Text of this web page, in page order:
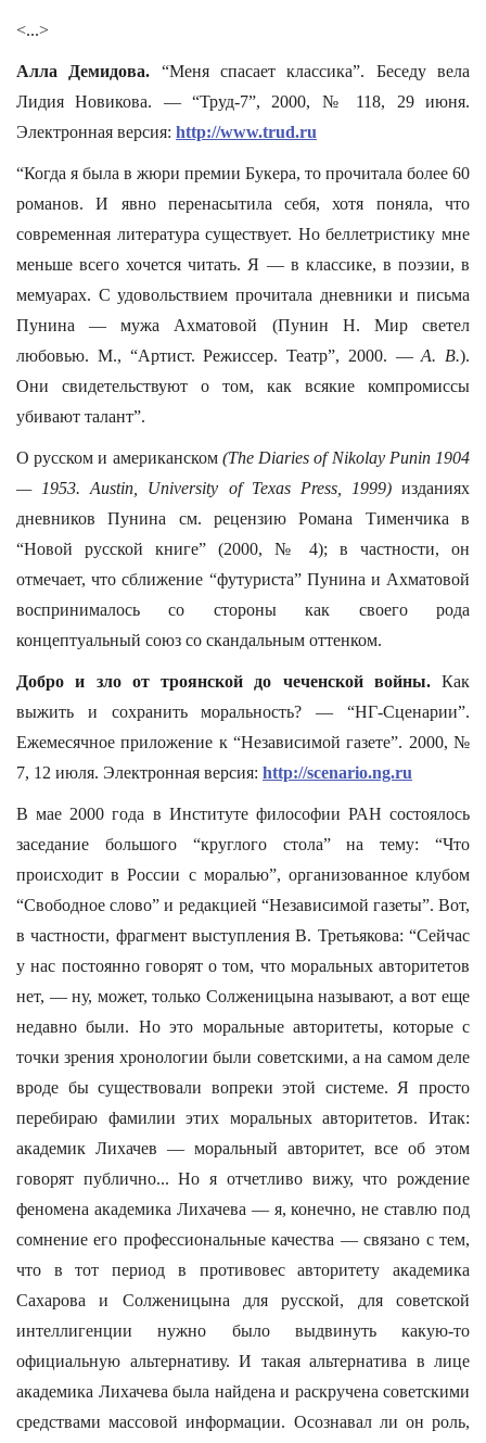
<...>
Алла Демидова. “Меня спасает классика”. Беседу вела
Лидия Новикова. — “Труд-7”, 2000, № 118, 29 июня.
Электронная версия: http://www.trud.ru
“Когда я была в жюри премии Букера, то прочитала более 60
романов. И явно перенасытила себя, хотя поняла, что
современная литература существует. Но беллетристику мне
меньше всего хочется читать. Я — в классике, в поэзии, в
мемуарах. С удовольствием прочитала дневники и письма
Пунина — мужа Ахматовой (Пунин Н. Мир светел
любовью. М., “Артист. Режиссер. Театр”, 2000. —А. В.).
Они свидетельствуют о том, как всякие компромиссы
убивают талант”.
О русском и американском (The Diaries of Nikolay Punin 1904
— 1953. Austin, University of Texas Press, 1999)изданиях
дневников Пунина см. рецензию Романа Тименчика в
“Новой русской книге” (2000, № 4); в частности, он
отмечает, что сближение “футуриста” Пунина и Ахматовой
воспринималось со стороны как своего рода
концептуальный союз со скандальным оттенком.
Добро и зло от троянской до чеченской войны.Как
выжить и сохранить моральность? — “НГ-Сценарии”.
Ежемесячное приложение к “Независимой газете”. 2000, №
7, 12 июля. Электронная версия: http://scenario.ng.ru
В мае 2000 года в Институте философии РАН состоялось
заседание большого “круглого стола” на тему: “Что
происходит в России с моралью”, организованное клубом
“Свободное слово” и редакцией “Независимой газеты”. Вот,
в частности, фрагмент выступления В. Третьякова: “Сейчас
у нас постоянно говорят о том, что моральных авторитетов
нет, — ну, может, только Солженицына называют, а вот еще
недавно были. Но это моральные авторитеты, которые с
точки зрения хронологии были советскими, а на самом деле
вроде бы существовали вопреки этой системе. Я просто
перебираю фамилии этих моральных авторитетов. Итак:
академик Лихачев — моральный авторитет, все об этом
говорят публично... Но я отчетливо вижу, что рождение
феномена академика Лихачева — я, конечно, не ставлю под
сомнение его профессиональные качества — связано с тем,
что в тот период в противовес авторитету академика
Сахарова и Солженицына для русской, для советской
интеллигенции нужно было выдвинуть какую-то
официальную альтернативу. И такая альтернатива в лице
академика Лихачева была найдена и раскручена советскими
средствами массовой информации. Осознавал ли он роль,